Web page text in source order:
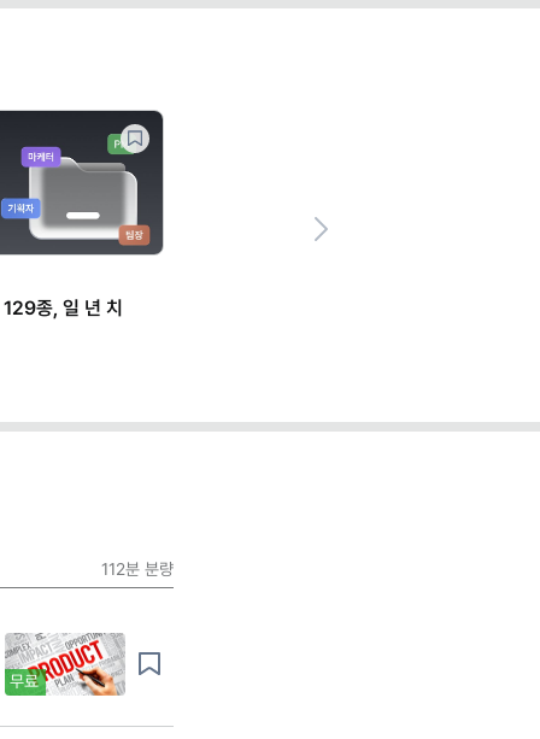
종, 일 년 치
112분 분량
무료